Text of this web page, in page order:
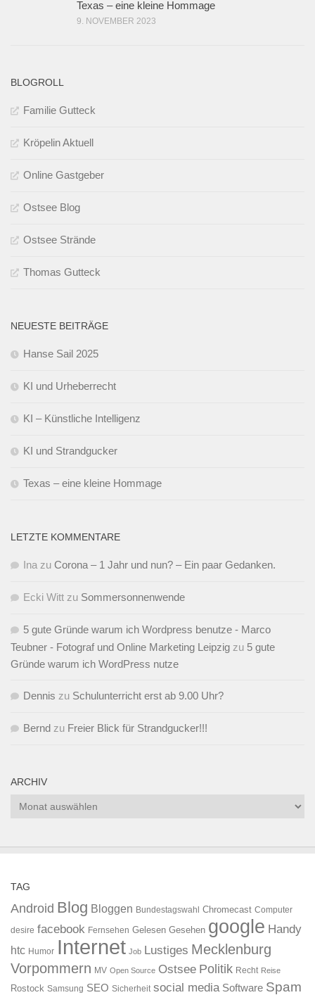
Texas – eine kleine Hommage
9. NOVEMBER 2023
BLOGROLL
Familie Gutteck
Kröpelin Aktuell
Online Gastgeber
Ostsee Blog
Ostsee Strände
Thomas Gutteck
NEUESTE BEITRÄGE
Hanse Sail 2025
KI und Urheberrecht
KI – Künstliche Intelligenz
KI und Strandgucker
Texas – eine kleine Hommage
LETZTE KOMMENTARE
Ina zu Corona – 1 Jahr und nun? – Ein paar Gedanken.
Ecki Witt zu Sommersonnenwende
5 gute Gründe warum ich Wordpress benutze - Marco
Teubner - Fotograf und Online Marketing Leipzig zu 5 gute
Gründe warum ich WordPress nutze
Dennis zu Schulunterricht erst ab 9.00 Uhr?
Bernd zu Freier Blick für Strandgucker!!!
ARCHIV
Archiv
TAG
Android Blog Bloggen Bundestagswahl Chromecast Computer
desire facebook Fernsehen Gelesen Gesehen google Handy
htc Humor Internet Job Lustiges Mecklenburg
Vorpommern MV Open Source Ostsee Politik Recht Reise
Rostock Samsung SEO Sicherheit social media Software Spam